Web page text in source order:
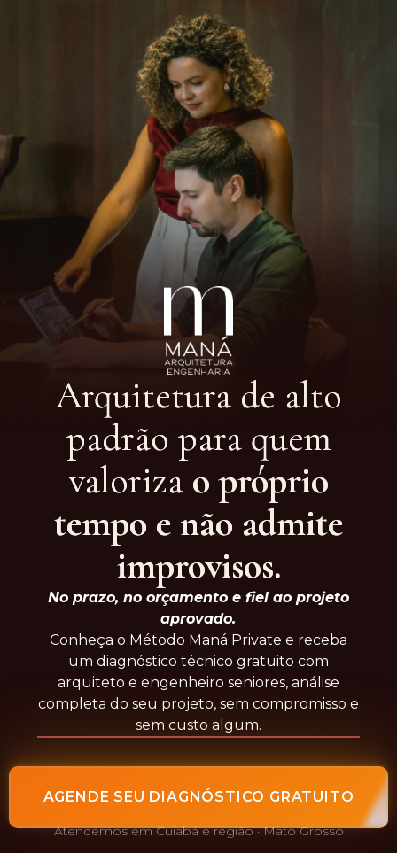
Arquitetura de alto
padrão para quem
valoriza o próprio
tempo e não admite
improvisos.
No prazo, no orçamento e fiel ao projeto
aprovado.
Conheça o Método Maná Private e receba
um diagnóstico técnico gratuito com
arquiteto e engenheiro seniores, análise
completa do seu projeto, sem compromisso e
sem custo algum.
AGENDE SEU DIAGNÓSTICO GRATUITO
Atendemos em Cuiabá e região · Mato Grosso